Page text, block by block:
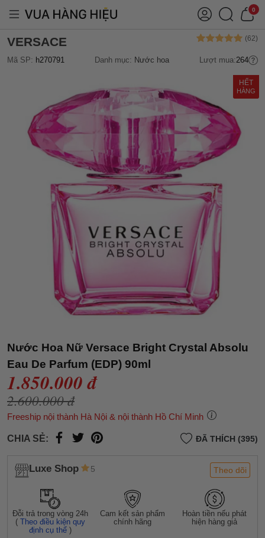
0
VERSACE
Mã SP: h270791 Danh mục: Nước hoa Lượt mua:264
HẾT
HÀNG
Nước Hoa Nữ Versace Bright Crystal Absolu
Eau De Parfum (EDP) 90ml
1.850.000 đ
2.600.000 đ
Freeship nội thành Hà Nội & nội thành Hồ Chí Minh
CHIA SẺ: ĐÃ THÍCH (395)
Luxe Shop 5 Theo dõi
Đỗi trả trong vòng 24h
(Theo điều kiện quy
định cụ thể )
Cam kết sản phẩm
chính hãng
Hoàn tiền nếu phát
hiện hàng giả